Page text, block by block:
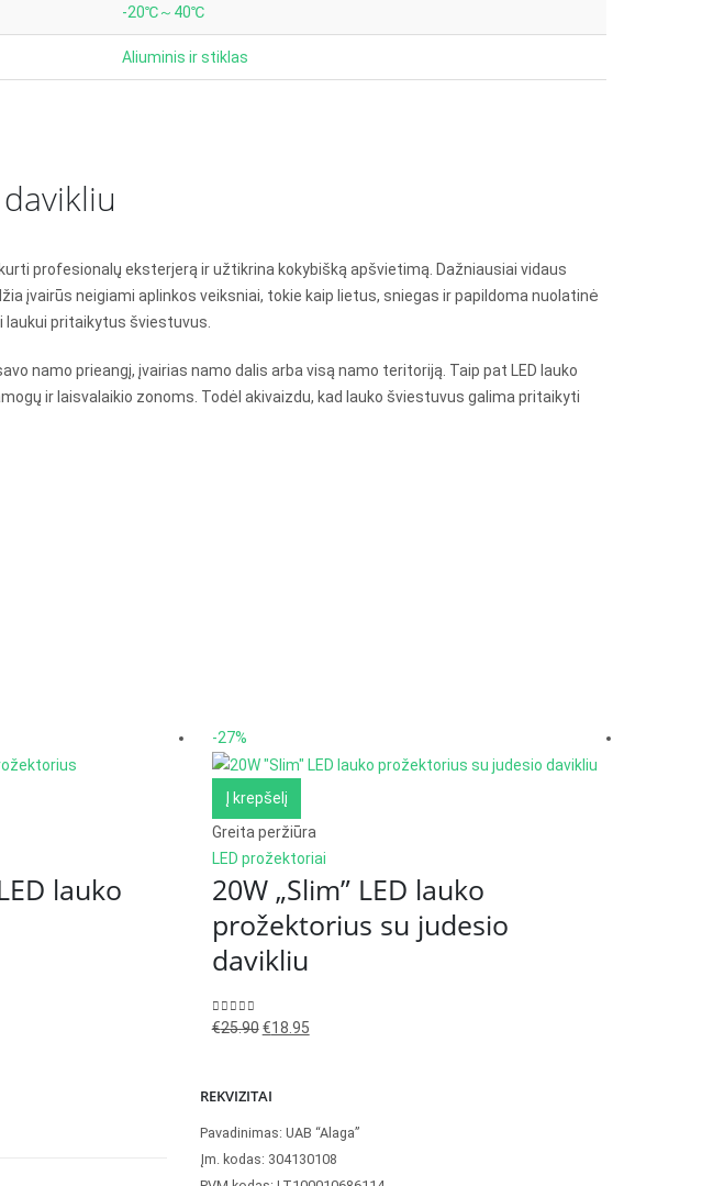
-20℃～40℃
Aliuminis ir stiklas
profesionalų eksterjerą ir užtikrina kokybišką apšvietimą. Dažniausiai vidaus
įvairūs neigiami aplinkos veiksniai, tokie kaip lietus, sniegas ir papildoma nuolatinė
pritaikytus šviestuvus.
namo prieangį, įvairias namo dalis arba visą namo teritoriją. Taip pat LED lauko
ir laisvalaikio zonoms. Todėl akivaizdu, kad lauko šviestuvus galima pritaikyti
lauko
-27%
Į krepšelį
Greita peržiūra
LED prožektoriai
20W „Slim” LED lauko
prožektorius su judesio
davikliu
0out of 5
€25.90 Original
€25.90.
€18.95Current
REKVIZITAI
Pavadinimas: UAB “Alaga”
Įm. kodas: 304130108